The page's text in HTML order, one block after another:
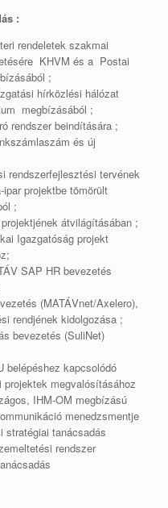
:
rendeletek szakmai
KHVM és a Postai
;
hírközlési hálózat
megbízásából ;
rendszer beindítására ;
és új
rendszerfejlesztési tervének
projektbe tömörült
;
átvilágításában ;
Igazgatóság projekt
SAP HR bevezetés
(MATÁVnet/Axelero),
rendjének kidolgozása ;
bevezetés (SuliNet)
belépéshez kapcsolódó
megvalósításához
IHM-OM megbízású
menedzsmentje
stratégiai tanácsadás
rendszer